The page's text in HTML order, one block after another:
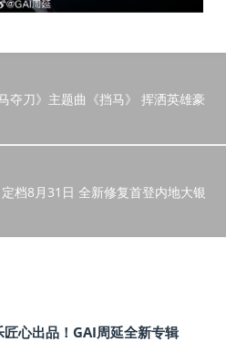
夺刀》主题曲《挡马》 挥洒英雄豪
档8月31日 全新修复首登内地大银
匠心出品！GAI周延全新专辑